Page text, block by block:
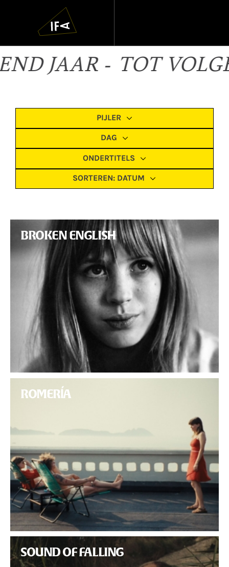
Navigatie
overslaan
Programma JAAR - TOT
Filters
PIJLER
DAG
ONDERTITELS
SORTEREN: DATUM
BROKEN ENGLISH
ROMERÍA
SOUND OF FALLING